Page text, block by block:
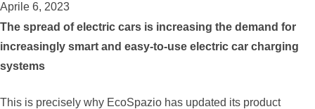
Aprile 6, 2023
The spread of electric cars is increasing the demand for
increasingly smart and easy-to-use electric car charging
systems
This is precisely why EcoSpazio has updated its product